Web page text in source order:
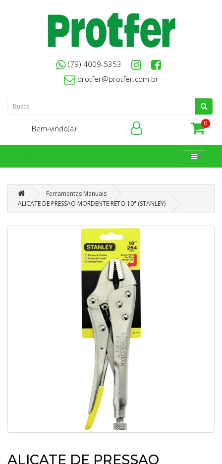
(79) 4009-5353
protfer@protfer.com.br
Bem-vindo(a)!
0
Ferramentas Manuais
ALICATE DE PRESSAO MORDENTE RETO 10" (STANLEY)
ALICATE DE PRESSAO